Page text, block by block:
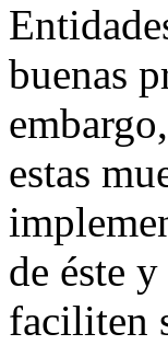
buenas
estas
de éste
faciliten